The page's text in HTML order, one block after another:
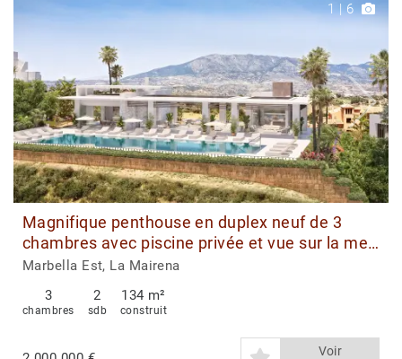
1|6
Magnifique penthouse en duplex neuf de 3
chambres avec piscine privée et vue sur la mer
à vendre à Ocean View Marbella
Marbella Est, La Mairena
3
chambres
2
sdb
134 m²
construit
Voir